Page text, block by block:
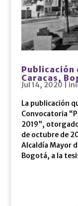
Publicación
Caracas,
Jul 14, 2020
La publicación
Convocatoria
2019”,
de octubre de
Alcaldía Mayor
Bogotá, a la